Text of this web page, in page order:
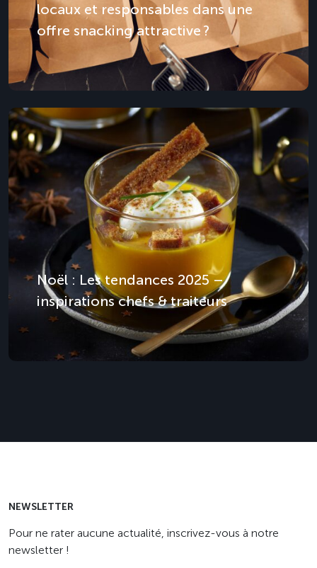
locaux et responsables dans une
offre snacking attractive ?
Noël : Les tendances 2025 –
inspirations chefs & traiteurs
NEWSLETTER
Pour ne rater aucune actualité, inscrivez-vous à notre
newsletter !